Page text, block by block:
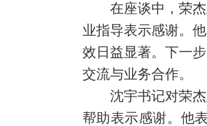
在座谈中，荣
业指导表示感谢。
效日益显著。下一
交流与业务合作。
沈宇书记对荣
帮助表示感谢。他